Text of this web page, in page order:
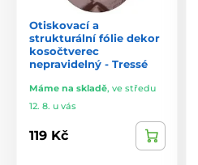
Otiskovací a
strukturální fólie dekor
kosočtverec
nepravidelný - Tressé
Máme na skladě, ve středu
12. 8. u vás
119 Kč